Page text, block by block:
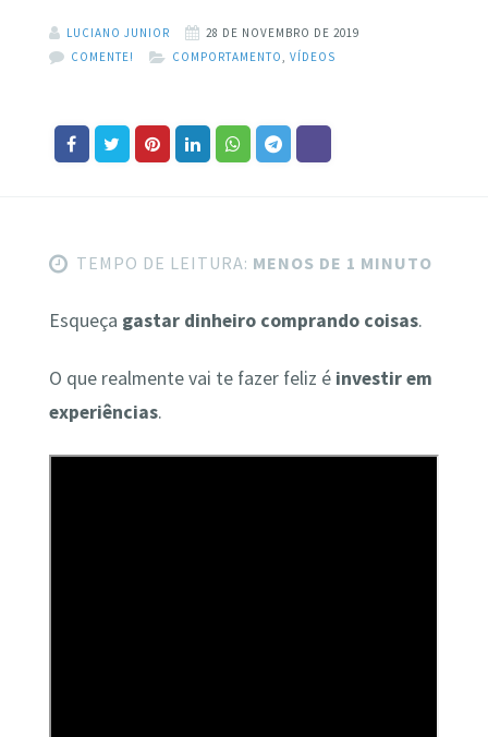
LUCIANO JUNIOR
28 DE NOVEMBRO DE 2019
COMENTE!
COMPORTAMENTO VÍDEOS
TEMPO DE LEITURA: MENOS DE 1 MINUTO
Esqueça gastar dinheiro comprando coisas.
O que realmente vai te fazer feliz é investir em
experiências.